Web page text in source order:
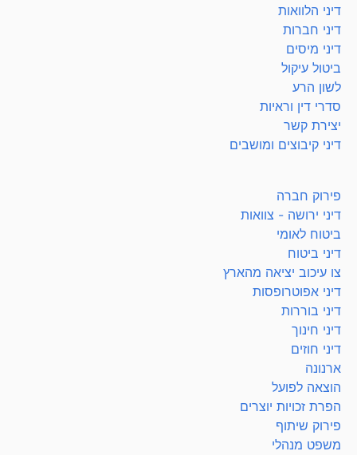
דיני הלוואות
דיני חברות
דיני מיסים
ביטול עיקול
לשון הרע
סדרי דין וראיות
יצירת קשר
דיני קיבוצים ומושבים
פירוק חברה
דיני ירושה - צוואות
ביטוח לאומי
דיני ביטוח
צו עיכוב יציאה מהארץ
דיני אפוטרופסות
דיני בוררות
דיני חינוך
דיני חוזים
ארנונה
הוצאה לפועל
הפרת זכויות יוצרים
פירוק שיתוף
משפט מנהלי